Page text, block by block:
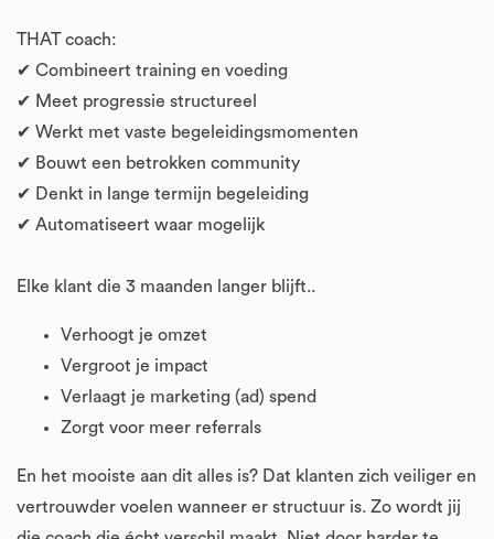
THAT coach:
✔ Combineert training en voeding
✔ Meet progressie structureel
✔ Werkt met vaste begeleidingsmomenten
✔ Bouwt een betrokken community
✔ Denkt in lange termijn begeleiding
✔ Automatiseert waar mogelijk
Elke klant die 3 maanden langer blijft..
Verhoogt je omzet
Vergroot je impact
Verlaagt je marketing (ad) spend
Zorgt voor meer referrals
En het mooiste aan dit alles is? Dat klanten zich veiliger en
vertrouwder voelen wanneer er structuur is. Zo wordt jij